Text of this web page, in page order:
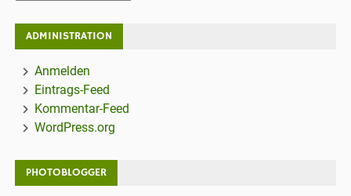
ADMINISTRATION
Anmelden
Eintrags-Feed
Kommentar-Feed
WordPress.org
PHOTOBLOGGER